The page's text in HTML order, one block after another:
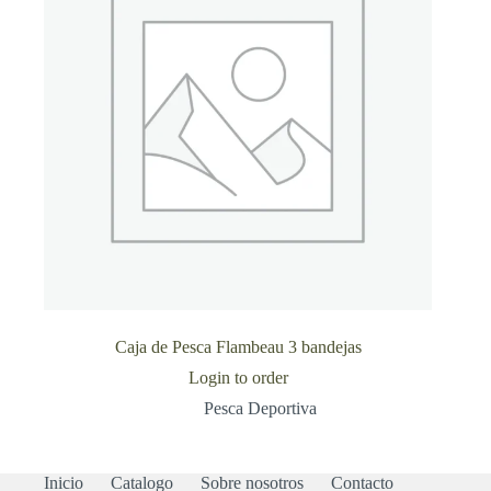
Caja de Pesca Flambeau 3 bandejas
Login to order
Pesca Deportiva
Inicio Catalogo Sobre nosotros Contacto